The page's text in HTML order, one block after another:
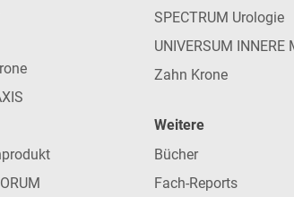
SPECTRUM Urologie
UNIVERSUM INNERE
Zahn Krone
Weitere
Bücher
Fach-Reports